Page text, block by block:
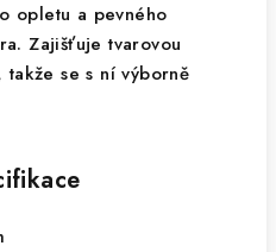
opletu a pevného
Zajišťuje tvarovou
takže se s ní výborně